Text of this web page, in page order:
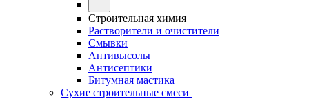
Строительная химия
Растворители и очистители
Смывки
Антивысолы
Антисептики
Битумная мастика
Сухие строительные смеси